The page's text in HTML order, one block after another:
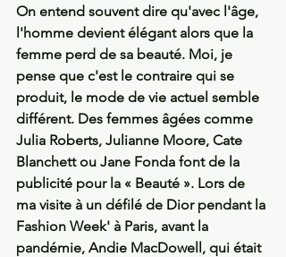
On entend souvent dire qu'avec l'âge,
l'homme devient élégant alors que la
femme perd de sa beauté. Moi, je
pense que c'est le contraire qui se
produit, le mode de vie actuel semble
différent. Des femmes âgées comme
Julia Roberts, Julianne Moore, Cate
Blanchett ou Jane Fonda font de la
publicité pour la « Beauté ». Lors de
ma visite à un défilé de Dior pendant la
Fashion Week' à Paris, avant la
pandémie, Andie MacDowell, qui était